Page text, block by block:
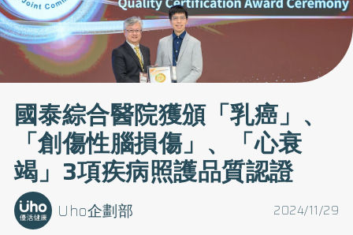
國泰綜合醫院獲頒「乳癌」、
「創傷性腦損傷」、「心衰
竭」3項疾病照護品質認證
2024/11/29
Uho企劃部